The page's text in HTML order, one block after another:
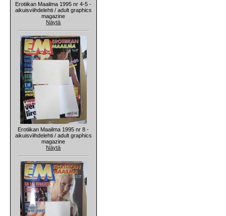
Erotiikan Maailma 1995 nr 4-5 -
aikuisviihdelehti / adult graphics
magazine
Näytä
Erotiikan Maailma 1995 nr 8 -
aikuisviihdelehti / adult graphics
magazine
Näytä